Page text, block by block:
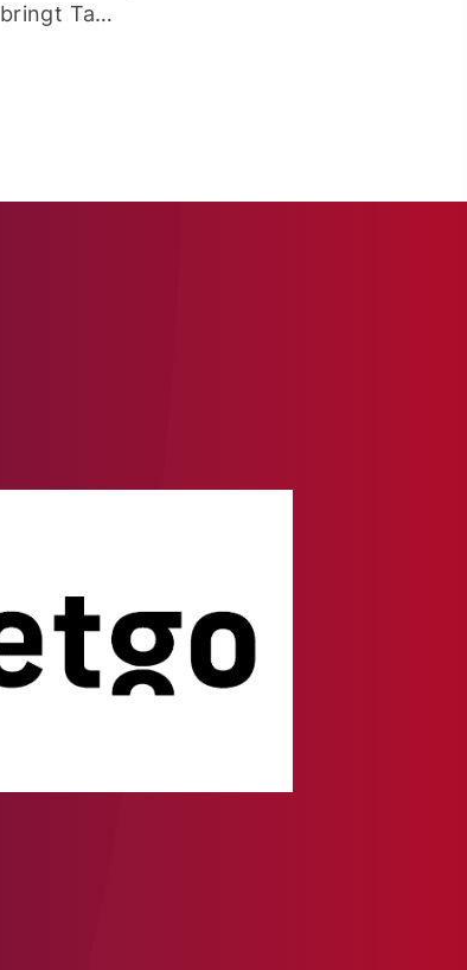
bringt Ta…